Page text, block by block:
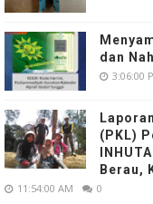
dan
3:06:00
(PKL)
Berau,
11:54:00 AM 0